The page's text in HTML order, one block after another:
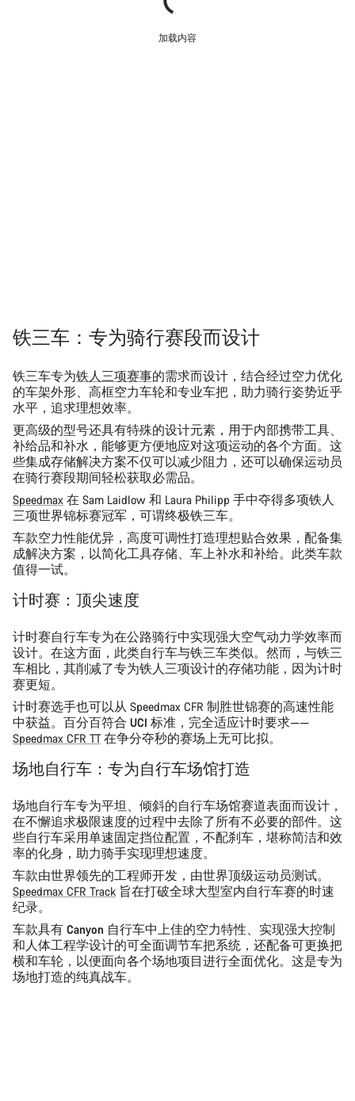
加载内容
铁三车：专为骑行赛段而设计
铁三车专为铁人三项赛事的需求而设计，结合经过空力优化
的车架外形、高框空力车轮和专业车把，助力骑行姿势近乎
水平，追求理想效率。
更高级的型号还具有特殊的设计元素，用于内部携带工具、
补给品和补水，能够更方便地应对这项运动的各个方面。这
些集成存储解决方案不仅可以减少阻力，还可以确保运动员
在骑行赛段期间轻松获取必需品。
Speedmax 在 Sam Laidlow 和 Laura Philipp 手中夺得多项铁人
三项世界锦标赛冠军 ，可谓终极铁三车。
车款空力性能优异，高度可调性打造理想贴合效果，配备集
成解决方案，以简化工具存储 车上补水和补给。此类车款
值得一试。
计时赛：顶尖速度
计时赛自行车专为在公路骑行中实现强大空气动力学效率而
设计。在这方面，此类自行车与铁三车类似。然而，与铁三
车相比，其削减了专为铁人三项设计的存储功能，因为计时
赛更短。
计时赛选手也可以从 Speedmax CFR 制胜世锦赛的高速性能
中获益。 百分百符合 UCI 标准 ，完全适应计时要求——
Speedmax CFR TT在争分夺秒的赛场上无可比拟。
场地自行车：专为自行车场馆打造
场地自行车专为平坦、倾斜的自行车场馆赛道表面而设计，
在不懈追求极限速度的过程中去除了所有不必要的部件。这
些自行车采用单速固定挡位配置，不配刹车，堪称简洁和效
率的化身，助力骑手实现理想速度。
车款由世界领先的工程师开发，由世界顶级运动员测试。
Speedmax CFR Track 旨在打破全球大型室内自行车赛的时速
纪录。
车款具有 Canyon 自行车中上佳的空力特性 、实现强大控制
和人体工程学设计的可全面调节车把系统，还配备可更换把
横和车轮 ，以便面向各个场地项目进行全面优化。这是专为
场地打造的纯真战车。